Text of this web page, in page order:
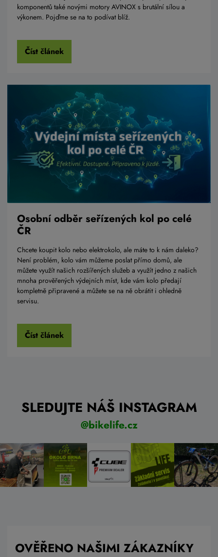
komponentů také novými motory AVINOX s brutální sílou a
výkonem. Pojďme se na to podívat blíž.
Číst článek
Osobní odběr seřízených kol po celé
ČR
Chcete koupit kolo nebo elektrokolo, ale máte to k nám daleko?
Není problém, kolo vám můžeme poslat přímo domů, ale
můžete využít našich rozšířených služeb a využít jedno z našich
mnoha prověřených výdejních míst, kde vám kolo předají
kompletně připravené a můžete se na ně obrátit i ohledně
servisu.
Číst článek
SLEDUJTE NÁŠ INSTAGRAM
@bikelife.cz
OVĚŘENO NAŠIMI ZÁKAZNÍKY